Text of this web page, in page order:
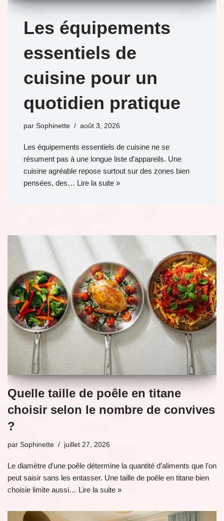
Les équipements
essentiels de
cuisine pour un
quotidien pratique
par Sophinette août 3, 2026
Les équipements essentiels de cuisine ne se
résument pas à une longue liste d’appareils. Une
cuisine agréable repose surtout sur des zones bien
pensées, des… Lire la suite »
Quelle taille de poêle en titane
choisir selon le nombre de convives
?
par Sophinette juillet 27, 2026
Le diamètre d’une poêle détermine la quantité d’aliments que l’on
peut saisir sans les entasser. Une taille de poêle en titane bien
choisie limite aussi… Lire la suite »